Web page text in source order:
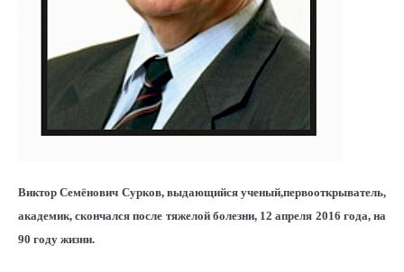
Виктор Семёнович Сурков, выдающийся ученый,первооткрыватель,
академик, скончался после тяжелой болезни, 12 апреля 2016 года, на
90 году жизни.